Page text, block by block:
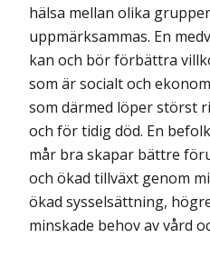
hälsa mellan olika
uppmärksammas. En
kan och bör förbättra
som är socialt och
som därmed löper störst
och för tidig död. En
mår bra skapar bättre
och ökad tillväxt genom
ökad sysselsättning,
minskade behov av vård